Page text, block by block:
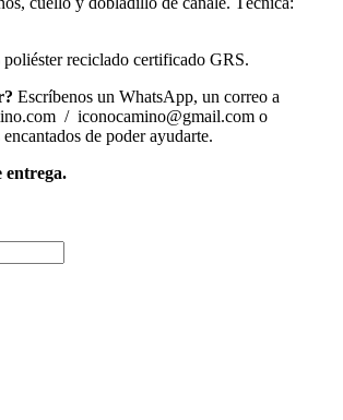
reciclado certificado GRS.
Escríbenos un WhatsApp, un correo a
/ iconocamino@gmail.com o
de poder ayudarte.
entrega.